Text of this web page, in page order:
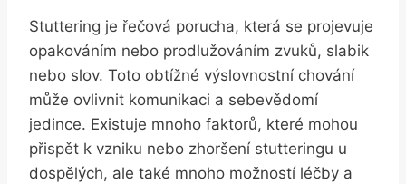
Stuttering je řečová porucha, která se projevuje
opakováním nebo prodlužováním zvuků, slabik
nebo slov. Toto obtížné výslovnostní chování
může ovlivnit komunikaci a sebevědomí
jedince. Existuje mnoho faktorů, které mohou
přispět k vzniku nebo zhoršení stutteringu u
dospělých, ale také mnoho možností léčby a